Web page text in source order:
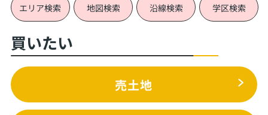
エリア検索 地図検索 沿線検索 学区検索
買いたい
売土地